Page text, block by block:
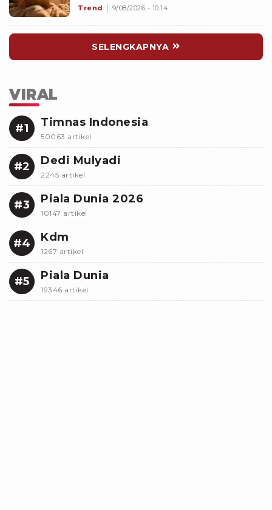
Makin Dekat dengan Si Dia
Trend 9/08/2026 - 10:14
SELENGKAPNYA
VIRAL
#1 Timnas Indonesia
50063 artikel
#2 Dedi Mulyadi
2245 artikel
#3 Piala Dunia 2026
10147 artikel
#4 Kdm
1267 artikel
#5 Piala Dunia
19346 artikel